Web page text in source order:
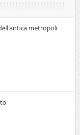
metropoli